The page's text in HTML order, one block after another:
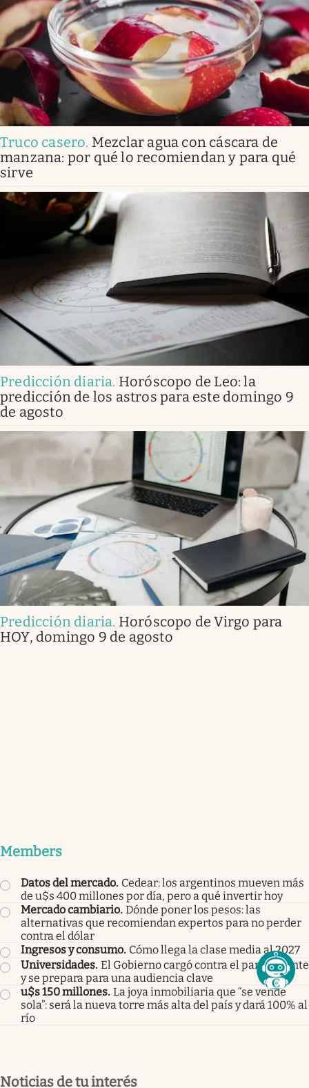
Truco casero. Mezclar agua con cáscara de
manzana: por qué lo recomiendan y para qué
sirve
Predicción diaria. Horóscopo de Leo: la
predicción de los astros para este domingo 9
de agosto
Predicción diaria. Horóscopo de Virgo para
HOY, domingo 9 de agosto
Members
Datos del mercado. Cedear: los argentinos mueven más
de u$s 400 millones por día, pero a qué invertir hoy
Mercado cambiario. Dónde poner los pesos: las
alternativas que recomiendan expertos para no perder
contra el dólar
Ingresos y consumo. Cómo llega la clase media al 2027
Universidades. El Gobierno cargó contra el paro docente
y se prepara para una audiencia clave
u$s 150 millones. La joya inmobiliaria que “se vende
sola”: será la nueva torre más alta del país y dará 100% al
río
Noticias de tu interés